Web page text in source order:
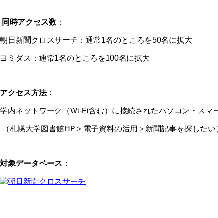
同時アクセス数 ：
朝日新聞クロスサーチ：通常1名のところを50名に拡大
ヨミダス：通常1名のところを100名に拡大
アクセス方法：
学内ネットワーク（Wi-Fi含む）に接続されたパソコン・スマ
（札幌大学図書館HP＞電子資料の活用＞新聞記事を探したい
対象データベース ：